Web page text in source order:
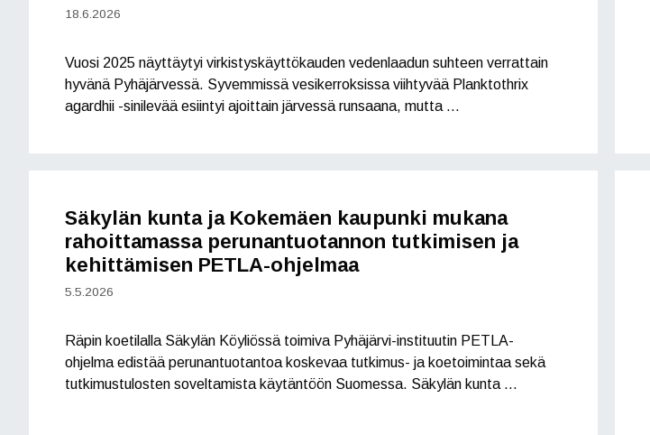
18.6.2026
Vuosi 2025 näyttäytyi virkistyskäyttökauden vedenlaadun suhteen verrattain
hyvänä Pyhäjärvessä. Syvemmissä vesikerroksissa viihtyvää Planktothrix
agardhii -sinilevää esiintyi ajoittain järvessä runsaana, mutta …
Säkylän kunta ja Kokemäen kaupunki mukana
rahoittamassa perunantuotannon tutkimisen ja
kehittämisen PETLA-ohjelmaa
5.5.2026
Räpin koetilalla Säkylän Köyliössä toimiva Pyhäjärvi-instituutin PETLA-
ohjelma edistää perunantuotantoa koskevaa tutkimus- ja koetoimintaa sekä
tutkimustulosten soveltamista käytäntöön Suomessa. Säkylän kunta …